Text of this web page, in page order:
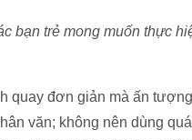
bạn trẻ mong muốn thực
quay đơn giản mà ấn
văn; không nên dùng